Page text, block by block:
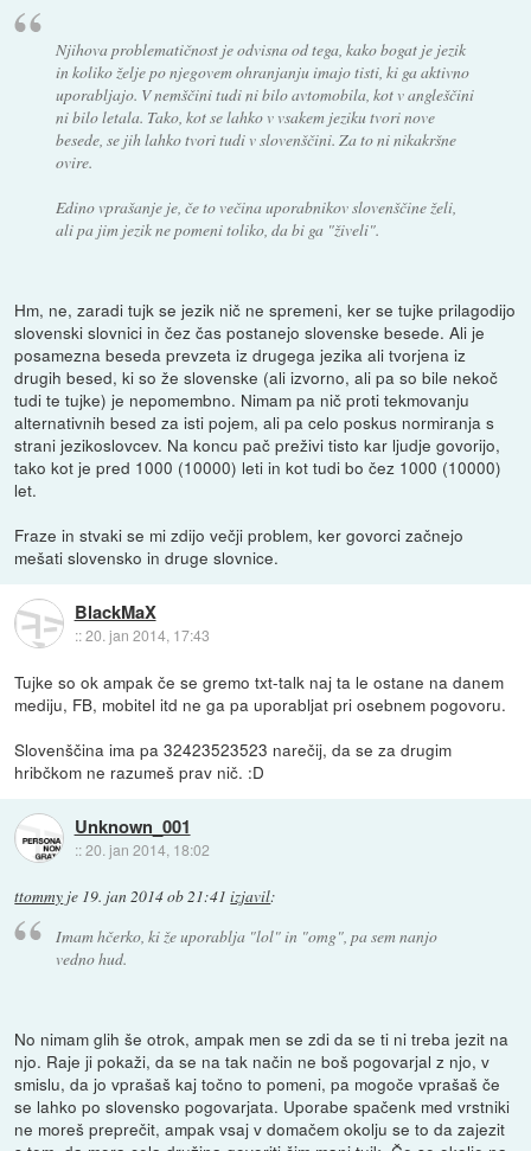
Njihova problematičnost je odvisna od tega, kako bogat je jezik
in koliko želje po njegovem ohranjanju imajo tisti, ki ga aktivno
uporabljajo. V nemščini tudi ni bilo avtomobila, kot v angleščini
ni bilo letala. Tako, kot se lahko v vsakem jeziku tvori nove
besede, se jih lahko tvori tudi v slovenščini. Za to ni nikakršne
ovire.
Edino vprašanje je, če to večina uporabnikov slovenščine želi,
ali pa jim jezik ne pomeni toliko, da bi ga "živeli".
Hm, ne, zaradi tujk se jezik nič ne spremeni, ker se tujke prilagodijo
slovenski slovnici in čez čas postanejo slovenske besede. Ali je
posamezna beseda prevzeta iz drugega jezika ali tvorjena iz
drugih besed, ki so že slovenske (ali izvorno, ali pa so bile nekoč
tudi te tujke) je nepomembno. Nimam pa nič proti tekmovanju
alternativnih besed za isti pojem, ali pa celo poskus normiranja s
strani jezikoslovcev. Na koncu pač preživi tisto kar ljudje govorijo,
tako kot je pred 1000 (10000) leti in kot tudi bo čez 1000 (10000)
let.
Fraze in stvaki se mi zdijo večji problem, ker govorci začnejo
mešati slovensko in druge slovnice.
BlackMaX
::20. jan 2014, 17:43
Tujke so ok ampak če se gremo txt-talk naj ta le ostane na danem
mediju, FB, mobitel itd ne ga pa uporabljat pri osebnem pogovoru.
Slovenščina ima pa 32423523523 narečij, da se za drugim
hribčkom ne razumeš prav nič. :D
Unknown_001
::20. jan 2014, 18:02
ttommy je 19. jan 2014 ob 21:41 izjavil:
Imam hčerko, ki že uporablja "lol" in "omg", pa sem nanjo
vedno hud.
No nimam glih še otrok, ampak men se zdi da se ti ni treba jezit na
njo. Raje ji pokaži, da se na tak način ne boš pogovarjal z njo, v
smislu, da jo vprašaš kaj točno to pomeni, pa mogoče vprašaš če
se lahko po slovensko pogovarjata. Uporabe spačenk med vrstniki
ne moreš preprečit, ampak vsaj v domačem okolju se to da zajezit